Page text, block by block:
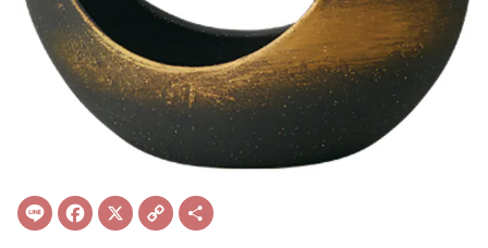
Line Facebook
X Copy
Link